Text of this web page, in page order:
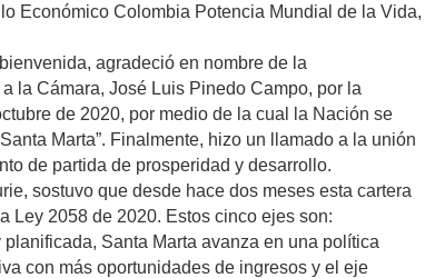
Económico Colombia Potencia Mundial de la Vida,
agradeció en nombre de la
la Cámara, José Luis Pinedo Campo, por la
de 2020, por medio de la cual la Nación se
Marta”. Finalmente, hizo un llamado a la unión
de partida de prosperidad y desarrollo.
sostuvo que desde hace dos meses esta cartera
Ley 2058 de 2020. Estos cinco ejes son:
Santa Marta avanza en una política
con más oportunidades de ingresos y el eje